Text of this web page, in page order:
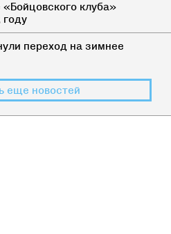
клуба»
году
переход на зимнее
еще новостей